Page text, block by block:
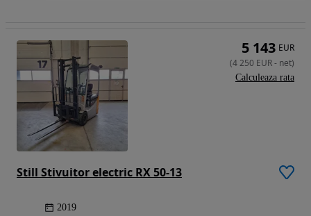
Still Stivuitor electric RX 50-13
2019
5 143 EUR
(4 250 EUR- net)
Calculeaza rata